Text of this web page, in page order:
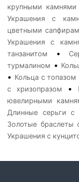
крупными камнями
Украшения с
цветными
Украшения с
танзанитом
•
турмалином •
• Кольца с топазом
с хризопразом
•
ювелирными
Длинные серьги с
Золотые браслеты
Украшения с